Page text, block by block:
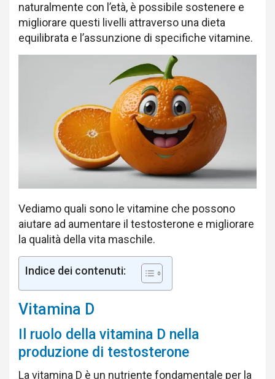
naturalmente con l’età, è possibile sostenere e
migliorare questi livelli attraverso una dieta
equilibrata e l’assunzione di specifiche vitamine.
Vediamo quali sono le vitamine che possono
aiutare ad aumentare il testosterone e migliorare
la qualità della vita maschile.
Indice dei contenuti:
Vitamina D
Il ruolo della vitamina D nella
produzione di testosterone
La vitamina D è un nutriente fondamentale per la